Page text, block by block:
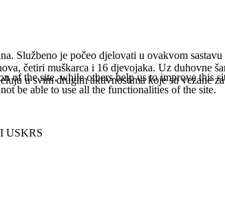
Službeno je počeo djelovati u ovakvom
četiri muškarca i 16 djevojaka. Uz duhovne
u svim drugim aktivnostima koje su
of the site, while others help us to improve
be able to use all the functionalities of the site.